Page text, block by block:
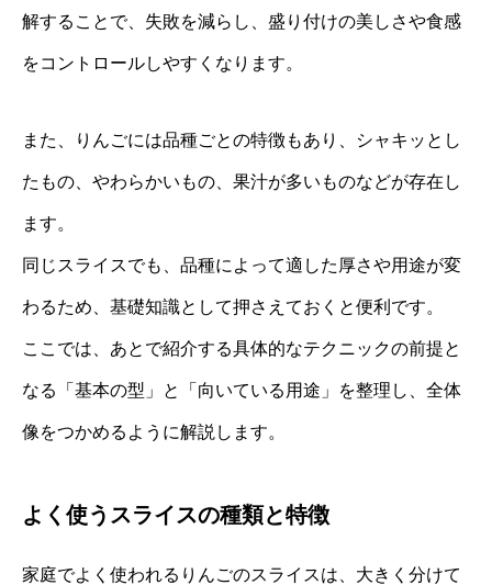
解することで、失敗を減らし、盛り付けの美しさや食感
をコントロールしやすくなります。
また、りんごには品種ごとの特徴もあり、シャキッとし
たもの、やわらかいもの、果汁が多いものなどが存在し
ます。
同じスライスでも、品種によって適した厚さや用途が変
わるため、基礎知識として押さえておくと便利です。
ここでは、あとで紹介する具体的なテクニックの前提と
なる「基本の型」と「向いている用途」を整理し、全体
像をつかめるように解説します。
よく使うスライスの種類と特徴
家庭でよく使われるりんごのスライスは、大きく分けて